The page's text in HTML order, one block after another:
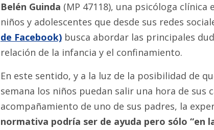
Belén Guinda (MP 47118), una psicóloga clínica
niños y adolescentes que desde sus redes
de Facebook)busca abordar las principales
relación de la infancia y el confinamiento.
En este sentido, y a la luz de la posibilidad de
semana los niños puedan salir una hora de sus
acompañamiento de uno de sus padres, la
normativa podría ser de ayuda pero sólo “en